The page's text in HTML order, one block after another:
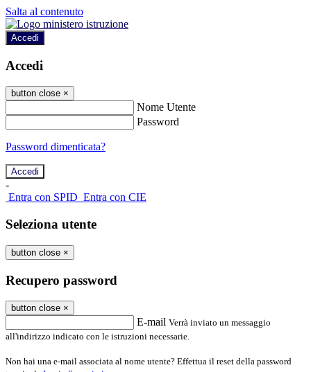
Salta al contenuto
Accedi
Accedi
button close ×
Nome Utente
Password
Password dimenticata?
-
Entra con SPID Entra con CIE
Seleziona utente
button close ×
Recupero password
button close ×
E-mail Verrà inviato un messaggio
all'indirizzo indicato con le istruzioni necessarie.
Non hai una e-mail associata al nome utente? Effettua il reset della password